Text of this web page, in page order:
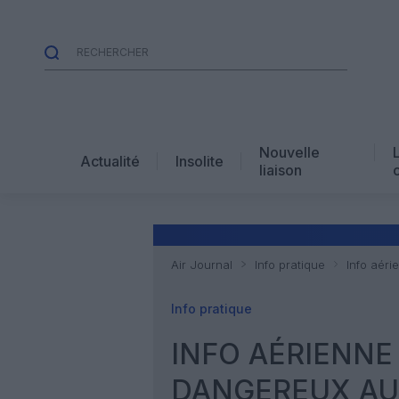
Actualité Insolite
Nouvelle
liaison
Air Journal Info pratique Info
Info pratique
INFO
DANGEREUX